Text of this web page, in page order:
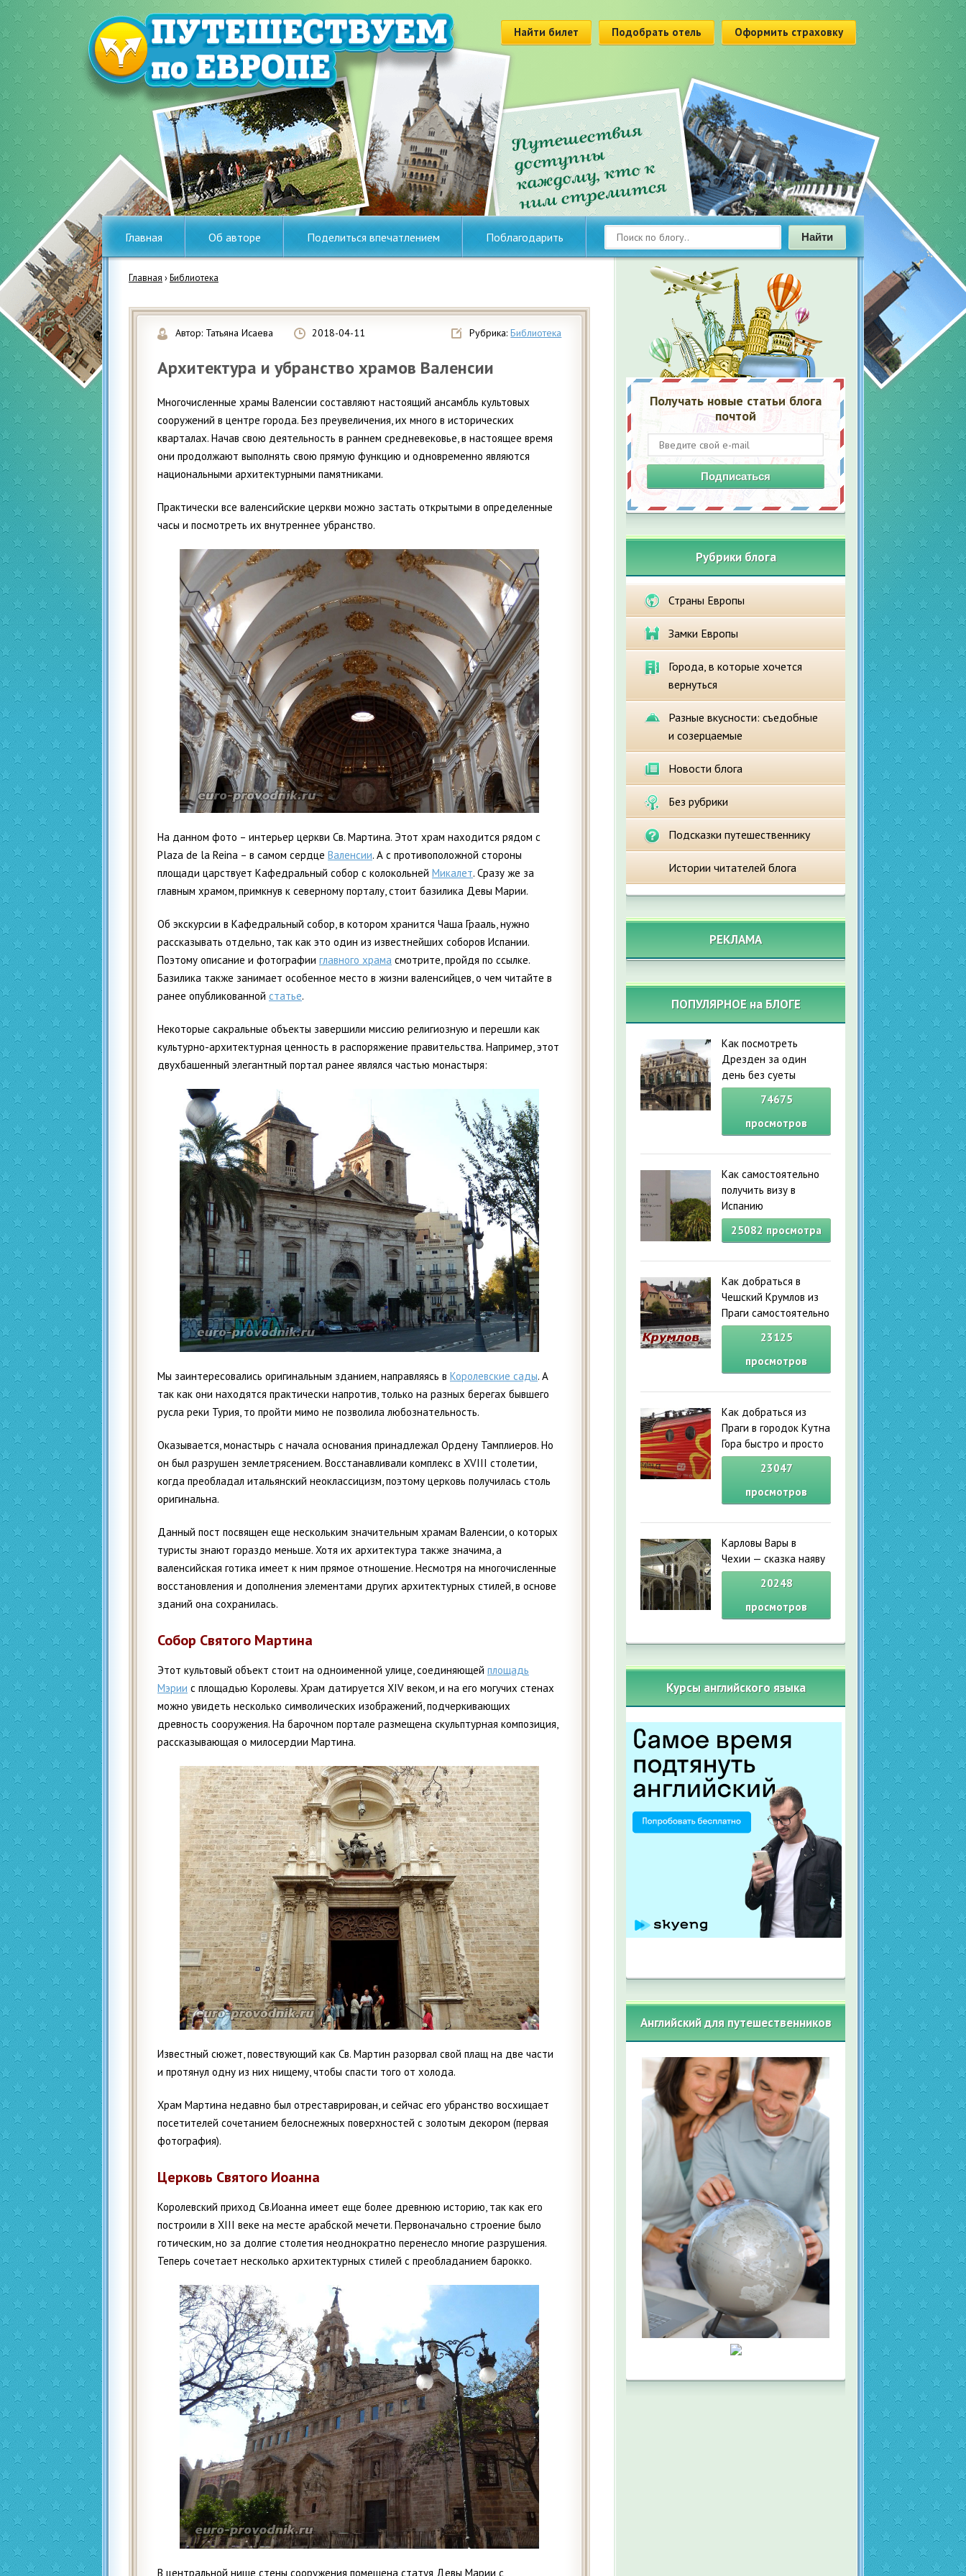
Найти билет Подобрать отель Оформить страховку
Главная Об авторе Поделиться впечатлением Поблагодарить Найти
Главная ›Библиотека
Рубрика:Библиотека
Автор: Татьяна Исаева 2018-04-11
Архитектура и убранство храмов Валенсии
Многочисленные храмы Валенсии составляют настоящий ансамбль культовых
сооружений в центре города. Без преувеличения, их много в исторических
кварталах. Начав свою деятельность в раннем средневековье, в настоящее время
они продолжают выполнять свою прямую функцию и одновременно являются
национальными архитектурными памятниками.
Практически все валенсийские церкви можно застать открытыми в определенные
часы и посмотреть их внутреннее убранство.
На данном фото – интерьер церкви Св. Мартина. Этот храм находится рядом с
Plaza de la Reina – в самом сердце Валенсии. А с противоположной стороны
площади царствует Кафедральный собор с колокольней Микалет. Сразу же за
главным храмом, примкнув к северному порталу, стоит базилика Девы Марии.
Об экскурсии в Кафедральный собор, в котором хранится Чаша Грааль, нужно
рассказывать отдельно, так как это один из известнейших соборов Испании.
Поэтому описание и фотографии главного храма смотрите, пройдя по ссылке.
Базилика также занимает особенное место в жизни валенсийцев, о чем читайте в
ранее опубликованной статье.
Некоторые сакральные объекты завершили миссию религиозную и перешли как
культурно-архитектурная ценность в распоряжение правительства. Например, этот
двухбашенный элегантный портал ранее являлся частью монастыря:
Мы заинтересовались оригинальным зданием, направляясь в Королевские сады. А
так как они находятся практически напротив, только на разных берегах бывшего
русла реки Турия, то пройти мимо не позволила любознательность.
Оказывается, монастырь с начала основания принадлежал Ордену Тамплиеров. Но
он был разрушен землетрясением. Восстанавливали комплекс в XVIII столетии,
когда преобладал итальянский неоклассицизм, поэтому церковь получилась столь
оригинальна.
Данный пост посвящен еще нескольким значительным храмам Валенсии, о которых
туристы знают гораздо меньше. Хотя их архитектура также значима, а
валенсийская готика имеет к ним прямое отношение. Несмотря на многочисленные
восстановления и дополнения элементами других архитектурных стилей, в основе
зданий она сохранилась.
Собор Святого Мартина
Этот культовый объект стоит на одноименной улице, соединяющей площадь
Мэрии с площадью Королевы. Храм датируется XIV веком, и на его могучих стенах
можно увидеть несколько символических изображений, подчеркивающих
древность сооружения. На барочном портале размещена скульптурная композиция,
рассказывающая о милосердии Мартина.
Известный сюжет, повествующий как Св. Мартин разорвал свой плащ на две части
и протянул одну из них нищему, чтобы спасти того от холода.
Храм Мартина недавно был отреставрирован, и сейчас его убранство восхищает
посетителей сочетанием белоснежных поверхностей с золотым декором (первая
фотография).
Церковь Святого Иоанна
Королевский приход Св.Иоанна имеет еще более древнюю историю, так как его
построили в XIII веке на месте арабской мечети. Первоначально строение было
готическим, но за долгие столетия неоднократно перенесло многие разрушения.
Теперь сочетает несколько архитектурных стилей с преобладанием барокко.
В центральной нише стены сооружения помещена статуя Девы Марии с
Получать новые статьи блога
почтой
Подписаться
Рубрики блога
Страны Европы
Замки Европы
Города, в которые хочется
вернуться
Разные вкусности: съедобные
и созерцаемые
Новости блога
Без рубрики
Подсказки путешественнику
Истории читателей блога
РЕКЛАМА
ПОПУЛЯРНОЕ на БЛОГЕ
Как посмотреть
Дрезден за один
день без суеты
74675
просмотров
Как самостоятельно
получить визу в
Испанию
25082 просмотра
Как добраться в
Чешский Крумлов из
Праги самостоятельно
23125
просмотров
Как добраться из
Праги в городок Кутна
Гора быстро и просто
23047
просмотров
Карловы Вары в
Чехии — сказка наяву
20248
просмотров
Курсы английского языка
Английский для путешественников